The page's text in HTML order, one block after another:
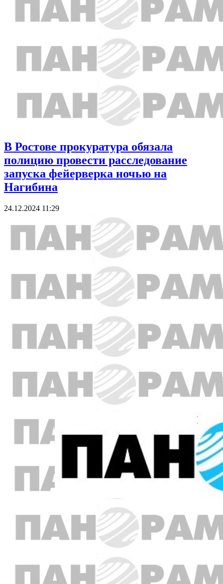
В Ростове прокуратура обязала
полицию провести расследование
запуска фейерверка ночью на
Нагибина
24.12.2024 11:29